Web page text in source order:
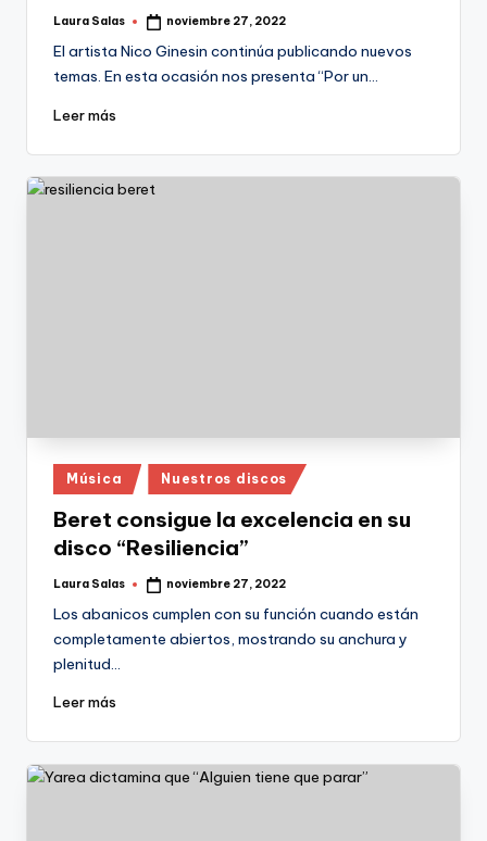
Publicado
Laura Salas noviembre 27, 2022
El artista Nico Ginesin continúa publicando nuevos
temas. En esta ocasión nos presenta “Por un…
Leer más
Publicado
en
Música Nuestros discos
Beret consigue la excelencia en su
disco “Resiliencia”
Publicado
Laura Salas noviembre 27, 2022
Los abanicos cumplen con su función cuando están
completamente abiertos, mostrando su anchura y
plenitud…
Leer más